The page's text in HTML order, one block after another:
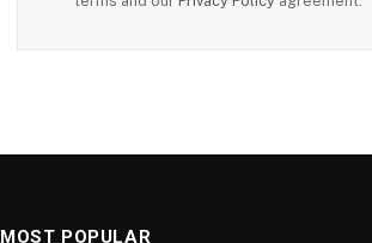
MOST POPULAR